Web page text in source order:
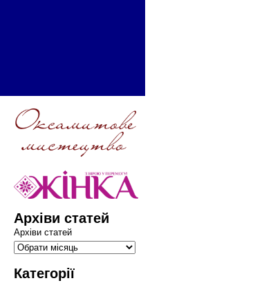
Архіви статей
Архіви статей
Категорії